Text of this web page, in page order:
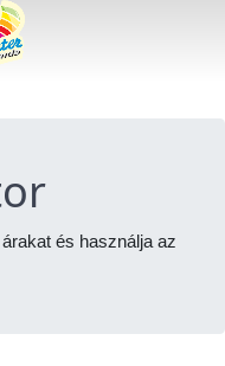
és használja az